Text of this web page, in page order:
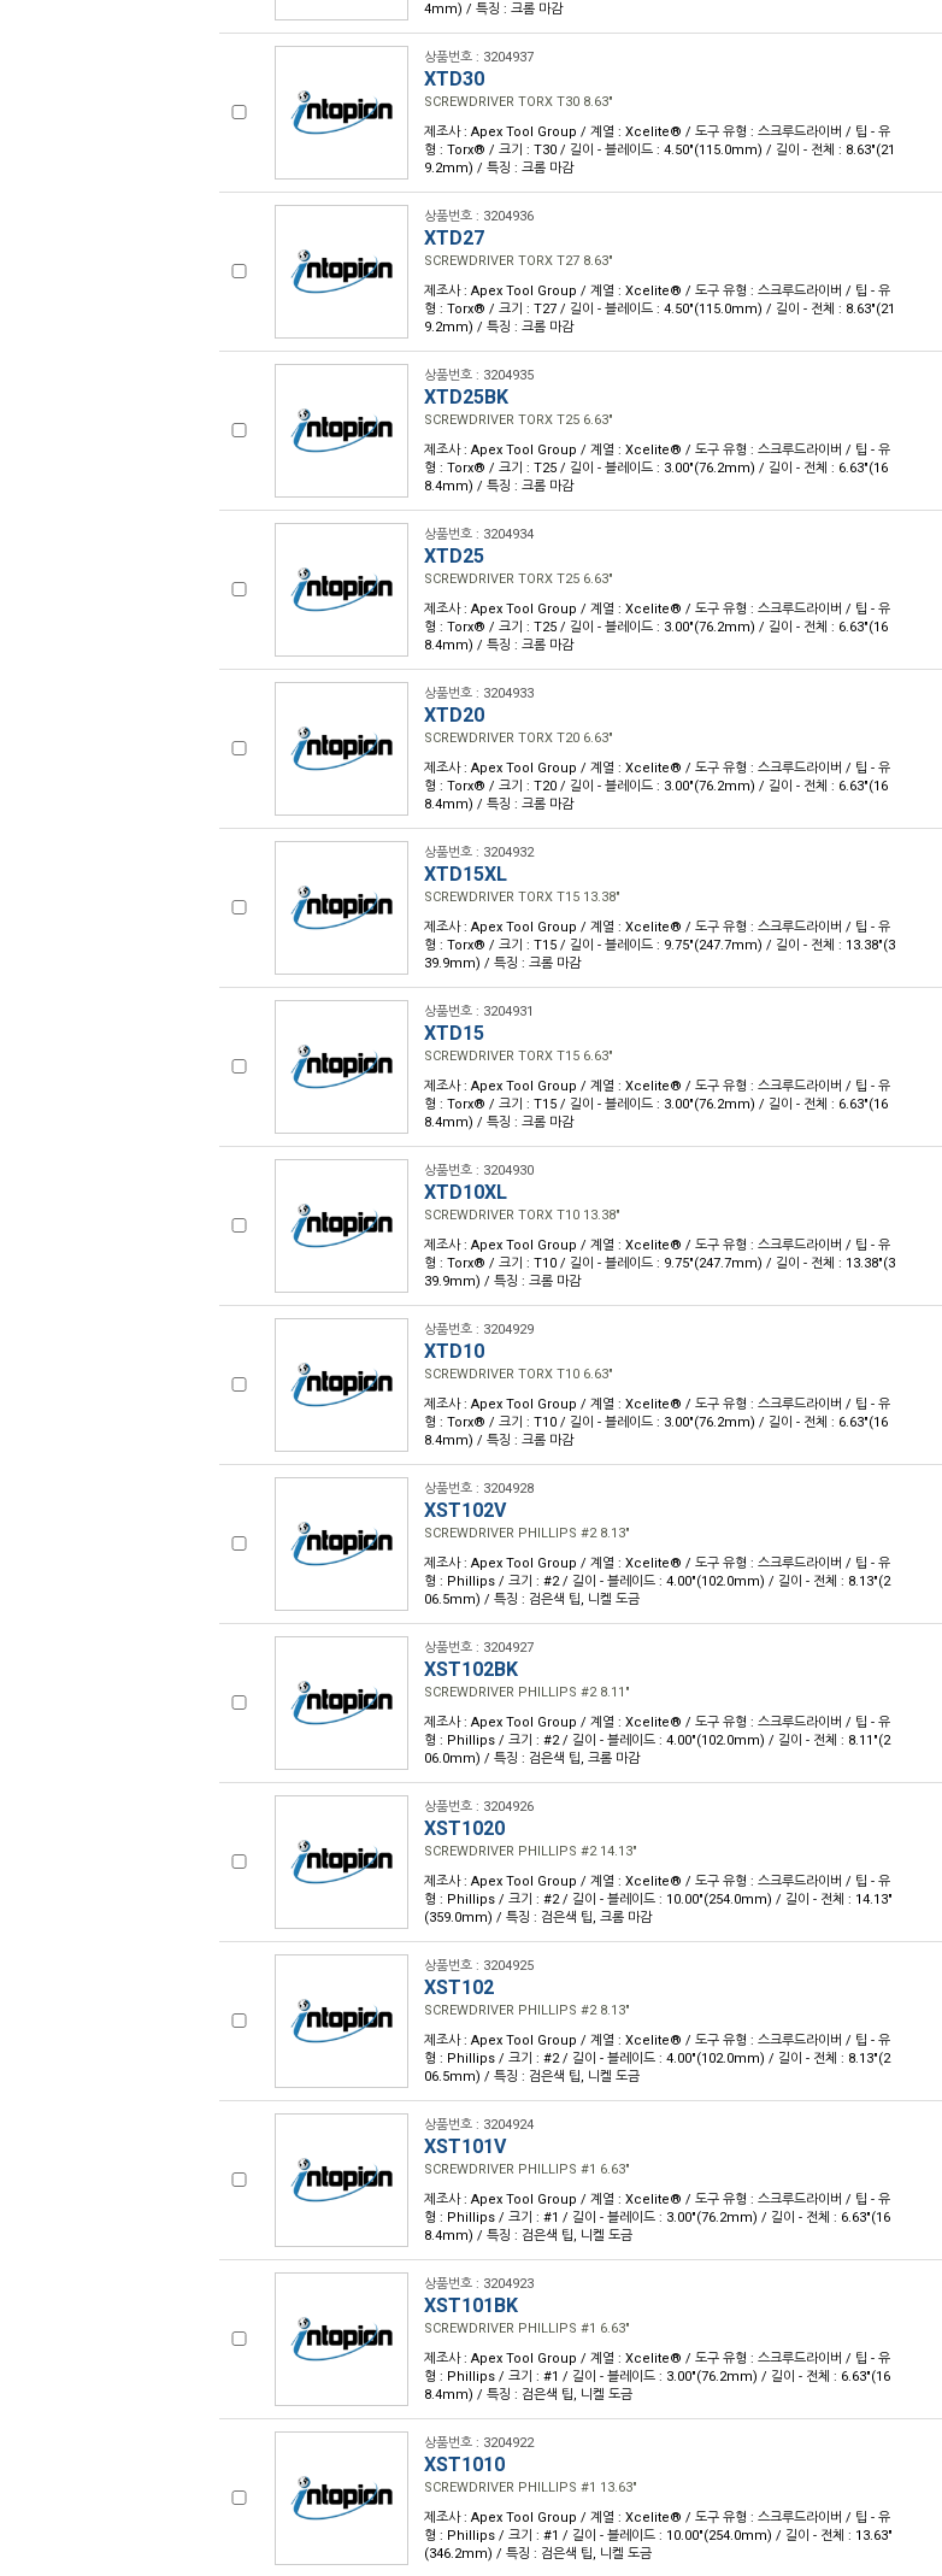
4mm) / 특징 : 크롬 마감
상품번호 : 3204937
XTD30
SCREWDRIVER TORX T30 8.63"
제조사 : Apex Tool Group / 계열 : Xcelite® / 도구 유형 : 스크루드라이버 / 팁 - 유
형 : Torx® / 크기 : T30 / 길이 - 블레이드 : 4.50"(115.0mm) / 길이 - 전체 : 8.63"(21
9.2mm) / 특징 : 크롬 마감
상품번호 : 3204936
XTD27
SCREWDRIVER TORX T27 8.63"
제조사 : Apex Tool Group / 계열 : Xcelite® / 도구 유형 : 스크루드라이버 / 팁 - 유
형 : Torx® / 크기 : T27 / 길이 - 블레이드 : 4.50"(115.0mm) / 길이 - 전체 : 8.63"(21
9.2mm) / 특징 : 크롬 마감
상품번호 : 3204935
XTD25BK
SCREWDRIVER TORX T25 6.63"
제조사 : Apex Tool Group / 계열 : Xcelite® / 도구 유형 : 스크루드라이버 / 팁 - 유
형 : Torx® / 크기 : T25 / 길이 - 블레이드 : 3.00"(76.2mm) / 길이 - 전체 : 6.63"(16
8.4mm) / 특징 : 크롬 마감
상품번호 : 3204934
XTD25
SCREWDRIVER TORX T25 6.63"
제조사 : Apex Tool Group / 계열 : Xcelite® / 도구 유형 : 스크루드라이버 / 팁 - 유
형 : Torx® / 크기 : T25 / 길이 - 블레이드 : 3.00"(76.2mm) / 길이 - 전체 : 6.63"(16
8.4mm) / 특징 : 크롬 마감
상품번호 : 3204933
XTD20
SCREWDRIVER TORX T20 6.63"
제조사 : Apex Tool Group / 계열 : Xcelite® / 도구 유형 : 스크루드라이버 / 팁 - 유
형 : Torx® / 크기 : T20 / 길이 - 블레이드 : 3.00"(76.2mm) / 길이 - 전체 : 6.63"(16
8.4mm) / 특징 : 크롬 마감
상품번호 : 3204932
XTD15XL
SCREWDRIVER TORX T15 13.38"
제조사 : Apex Tool Group / 계열 : Xcelite® / 도구 유형 : 스크루드라이버 / 팁 - 유
형 : Torx® / 크기 : T15 / 길이 - 블레이드 : 9.75"(247.7mm) / 길이 - 전체 : 13.38"(3
39.9mm) / 특징 : 크롬 마감
상품번호 : 3204931
XTD15
SCREWDRIVER TORX T15 6.63"
제조사 : Apex Tool Group / 계열 : Xcelite® / 도구 유형 : 스크루드라이버 / 팁 - 유
형 : Torx® / 크기 : T15 / 길이 - 블레이드 : 3.00"(76.2mm) / 길이 - 전체 : 6.63"(16
8.4mm) / 특징 : 크롬 마감
상품번호 : 3204930
XTD10XL
SCREWDRIVER TORX T10 13.38"
제조사 : Apex Tool Group / 계열 : Xcelite® / 도구 유형 : 스크루드라이버 / 팁 - 유
형 : Torx® / 크기 : T10 / 길이 - 블레이드 : 9.75"(247.7mm) / 길이 - 전체 : 13.38"(3
39.9mm) / 특징 : 크롬 마감
상품번호 : 3204929
XTD10
SCREWDRIVER TORX T10 6.63"
제조사 : Apex Tool Group / 계열 : Xcelite® / 도구 유형 : 스크루드라이버 / 팁 - 유
형 : Torx® / 크기 : T10 / 길이 - 블레이드 : 3.00"(76.2mm) / 길이 - 전체 : 6.63"(16
8.4mm) / 특징 : 크롬 마감
상품번호 : 3204928
XST102V
SCREWDRIVER PHILLIPS #2 8.13"
제조사 : Apex Tool Group / 계열 : Xcelite® / 도구 유형 : 스크루드라이버 / 팁 - 유
형 : Phillips / 크기 : #2 / 길이 - 블레이드 : 4.00"(102.0mm) / 길이 - 전체 : 8.13"(2
06.5mm) / 특징 : 검은색 팁, 니켈 도금
상품번호 : 3204927
XST102BK
SCREWDRIVER PHILLIPS #2 8.11"
제조사 : Apex Tool Group / 계열 : Xcelite® / 도구 유형 : 스크루드라이버 / 팁 - 유
형 : Phillips / 크기 : #2 / 길이 - 블레이드 : 4.00"(102.0mm) / 길이 - 전체 : 8.11"(2
06.0mm) / 특징 : 검은색 팁, 크롬 마감
상품번호 : 3204926
XST1020
SCREWDRIVER PHILLIPS #2 14.13"
제조사 : Apex Tool Group / 계열 : Xcelite® / 도구 유형 : 스크루드라이버 / 팁 - 유
형 : Phillips / 크기 : #2 / 길이 - 블레이드 : 10.00"(254.0mm) / 길이 - 전체 : 14.13"
(359.0mm) / 특징 : 검은색 팁, 크롬 마감
상품번호 : 3204925
XST102
SCREWDRIVER PHILLIPS #2 8.13"
제조사 : Apex Tool Group / 계열 : Xcelite® / 도구 유형 : 스크루드라이버 / 팁 - 유
형 : Phillips / 크기 : #2 / 길이 - 블레이드 : 4.00"(102.0mm) / 길이 - 전체 : 8.13"(2
06.5mm) / 특징 : 검은색 팁, 니켈 도금
상품번호 : 3204924
XST101V
SCREWDRIVER PHILLIPS #1 6.63"
제조사 : Apex Tool Group / 계열 : Xcelite® / 도구 유형 : 스크루드라이버 / 팁 - 유
형 : Phillips / 크기 : #1 / 길이 - 블레이드 : 3.00"(76.2mm) / 길이 - 전체 : 6.63"(16
8.4mm) / 특징 : 검은색 팁, 니켈 도금
상품번호 : 3204923
XST101BK
SCREWDRIVER PHILLIPS #1 6.63"
제조사 : Apex Tool Group / 계열 : Xcelite® / 도구 유형 : 스크루드라이버 / 팁 - 유
형 : Phillips / 크기 : #1 / 길이 - 블레이드 : 3.00"(76.2mm) / 길이 - 전체 : 6.63"(16
8.4mm) / 특징 : 검은색 팁, 니켈 도금
상품번호 : 3204922
XST1010
SCREWDRIVER PHILLIPS #1 13.63"
제조사 : Apex Tool Group / 계열 : Xcelite® / 도구 유형 : 스크루드라이버 / 팁 - 유
형 : Phillips / 크기 : #1 / 길이 - 블레이드 : 10.00"(254.0mm) / 길이 - 전체 : 13.63"
(346.2mm) / 특징 : 검은색 팁, 니켈 도금